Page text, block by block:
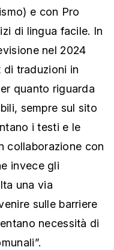
e con Pro
di lingua facile. In
nel 2024
di traduzioni in
quanto riguarda
sempre sul sito
i testi e le
collaborazione con
invece gli
una via
sulle barriere
necessità di